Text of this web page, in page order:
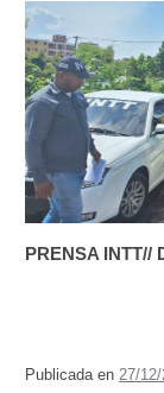
Paso a Paso
Planilla
Registro
Grado (3°).
Registro
Grado (4°).
PRENSA INTT//
Publicada en 27/